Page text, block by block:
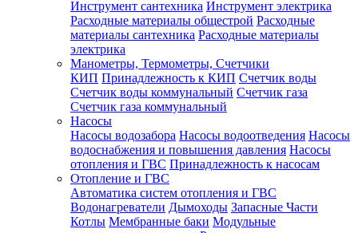
Инструмент сантехника Инструмент электрика
Расходные материалы общестрой Расходные
материалы сантехника Расходные материалы
электрика
Манометры, Термометры, Счетчики
КИП Принадлежность к КИП Счетчик воды
Счетчик воды коммунальный Счетчик газа
Счетчик газа коммунальный
Насосы
Насосы водозабора Насосы водоотведения Насосы
водоснабжения и повышения давления Насосы
отопления и ГВС Принадлежность к насосам
Отопление и ГВС
Автоматика систем отопления и ГВС
Водонагреватели Дымоходы Запасные Части
Котлы Мембранные баки Модульные